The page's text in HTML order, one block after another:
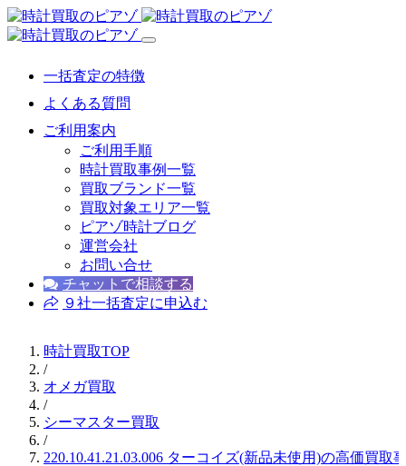
一括査定の特徴
よくある質問
ご利用案内
ご利用手順
時計買取事例一覧
買取ブランド一覧
買取対象エリア一覧
ピアゾ時計ブログ
運営会社
お問い合せ
チャットで相談する
９社一括査定に申込む
時計買取TOP
/
オメガ買取
/
シーマスター買取
/
220.10.41.21.03.006 ターコイズ(新品未使用)の高価買取